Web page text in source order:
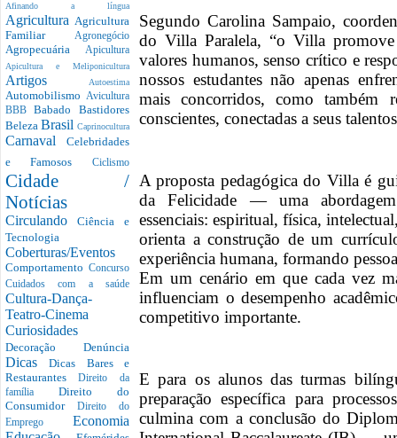
Afinando a língua
Agricultura Agricultura
Familiar Agronegócio
Agropecuária Apicultura
Apicultura e Meliponicultura
Artigos Autoestima
Automobilismo Avicultura
BBBBabado Bastidores
Beleza Brasil Caprinocultura
Carnaval Celebridades
e Famosos Ciclismo
Cidade /
Notícias
CirculandoCiência e
Tecnologia
Coberturas/Eventos
Comportamento Concurso
Cuidados com a saúde
Cultura-Dança-
Teatro-Cinema
Curiosidades
Decoração Denúncia
DicasDicas Bares e
RestaurantesDireito da
família Direito do
Consumidor Direito do
Emprego Economia
Segundo Carolina Sampaio,
do Villa Paralela, “o Villa
valores humanos, senso crítico e
nossos estudantes não apenas
mais concorridos, como também
conscientes, conectadas a seus
A proposta pedagógica do Villa é
da Felicidade — uma
essenciais: espiritual, física,
orienta a construção de um
experiência humana, formando
Em um cenário em que cada vez
influenciam o desempenho
competitivo importante.
E para os alunos das turmas
preparação específica para
culmina com a conclusão do